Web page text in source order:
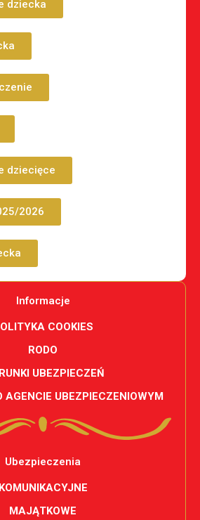
dziecka
dziecięce
2026
Informacje
COOKIES
RODO
UBEZPIECZEŃ
AGENCIE UBEZPIECZENIOWYM
Ubezpieczenia
KOMUNIKACYJNE
MAJĄTKOWE